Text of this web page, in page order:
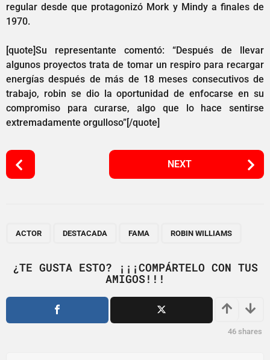
regular desde que protagonizó Mork y Mindy a finales de
1970.
[quote]Su representante comentó: “Después de llevar
algunos proyectos trata de tomar un respiro para recargar
energías después de más de 18 meses consecutivos de
trabajo, robin se dio la oportunidad de enfocarse en su
compromiso para curarse, algo que lo hace sentirse
extremadamente orgulloso”[/quote]
P
o
a
NEXT
ACTOR DESTACADA FAMA ROBIN WILLIAMS
¿TE GUSTA ESTO? ¡¡¡COMPÁRTELO CON TUS
AMIGOS!!!
46 shares